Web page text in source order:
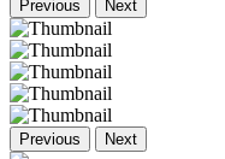
Previous Next
Previous Next